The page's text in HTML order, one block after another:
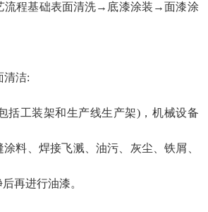
流程基础表面清洗→底漆涂装→面漆涂
清洁:
括工装架和生产线生产架)，机械设备
料、焊接飞溅、油污、灰尘、铁屑、
再进行油漆。